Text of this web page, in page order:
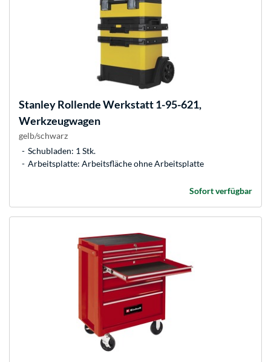
StanleyRollende Werkstatt 1-95-621,
Werkzeugwagen
gelb/schwarz
Schubladen: 1 Stk.
Arbeitsplatte: Arbeitsfläche ohne Arbeitsplatte
Sofort verfügbar